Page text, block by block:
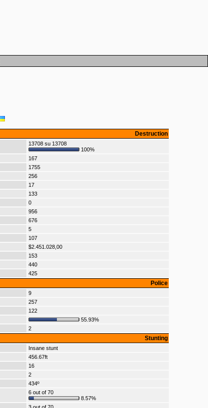
Destruction
13708 su 13708
100%
167
1755
256
17
133
0
956
676
5
107
$2.451.028,00
153
440
425
Police
9
257
122
55.93%
2
Stunting
Insane stunt
456.67ft
16
2
434º
6 out of 70
8.57%